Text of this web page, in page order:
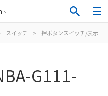
スイッチ > 押ボタンスイッチ/表示灯
G111-